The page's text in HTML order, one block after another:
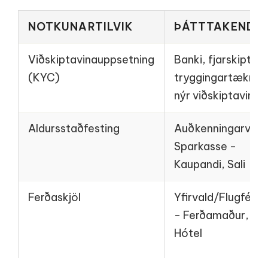
NOTKUNARTILVIK
Viðskiptavinauppsetning
(KYC)
Banki, fjarskipti,
tryggingartækni -
nýr viðskiptavinur
Aldursstaðfesting
Sparkasse -
Kaupandi, Sali
Ferðaskjöl
Yfirvald/Flugfélag
- Ferðamaður,
Hótel